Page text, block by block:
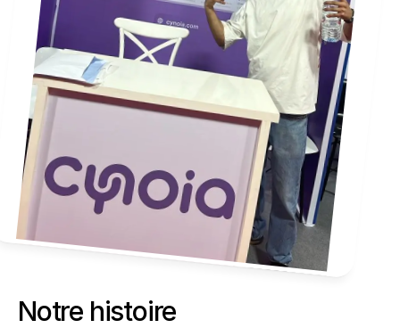
Notre histoire